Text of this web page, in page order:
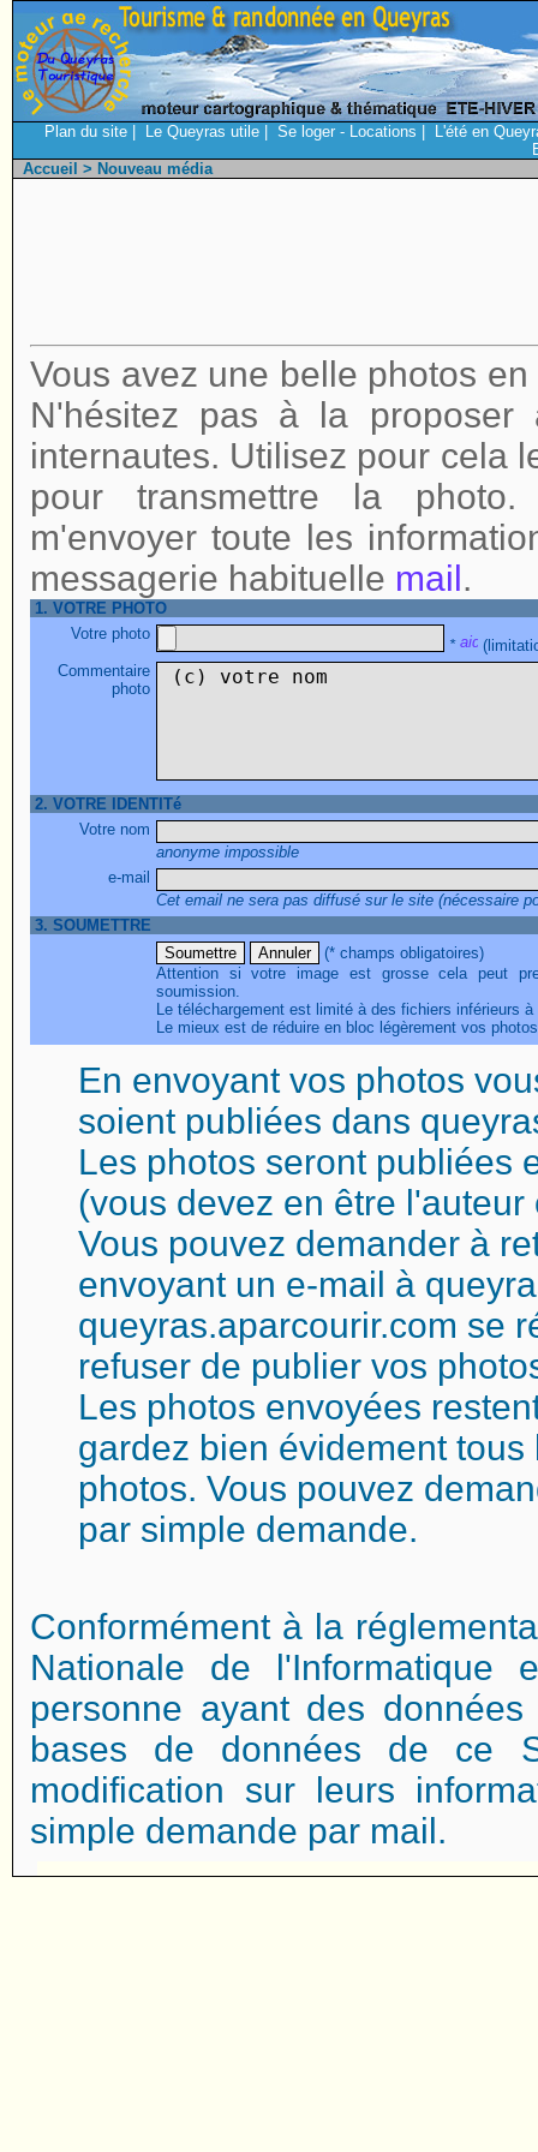
Plan du site Le Queyras utile Se loger - Locations
L'été en
Accueil > Nouveau média
Vous avez une belle photos
N'hésitez pas à la proposer
internautes. Utilisez pour cela
pour transmettre la
m'envoyer toute les
messagerie habituelle mail.
1. VOTRE PHOTO
Votre photo
*
Commentaire
photo
2. VOTRE IDENTITé
Votre nom
anonyme impossible
e-mail
Cet email ne sera pas diffusé sur le site (nécessaire
3. SOUMETTRE
(* champs obligatoires)
Attention si votre image est grosse cela peut
soumission.
Le téléchargement est limité à des fichiers inférieurs
Le mieux est de réduire en bloc légèrement vos
En envoyant vos photos
soient publiées dans
Les photos seront publiées
(vous devez en être
Vous pouvez demander à
envoyant un e-mail à
queyras.aparcourir.com se
refuser de publier vos
Les photos envoyées
gardez bien évidement tous
photos. Vous pouvez
par simple demande.
Conformément à la
Nationale de l'Informatique
personne ayant des
bases de données de ce
modification sur leurs
simple demande par mail.